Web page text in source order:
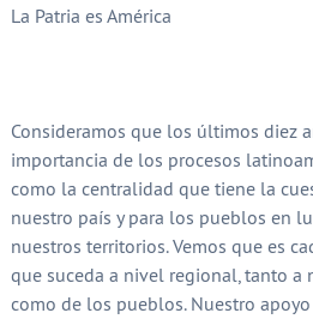
La Patria es América
Consideramos que los últimos diez
importancia de los procesos
como la centralidad que tiene la
nuestro país y para los pueblos en
nuestros territorios. Vemos que es
que suceda a nivel regional, tanto a
como de los pueblos. Nuestro